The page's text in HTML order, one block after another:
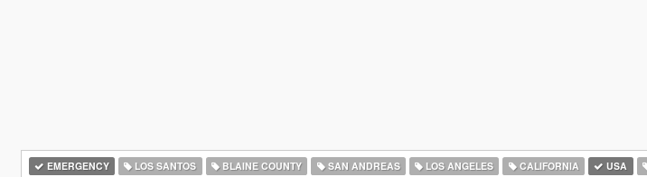
EMERGENCY LOS SANTOS BLAINE COUNTY SAN ANDREAS LOS ANGELES CALIFORNIA USA